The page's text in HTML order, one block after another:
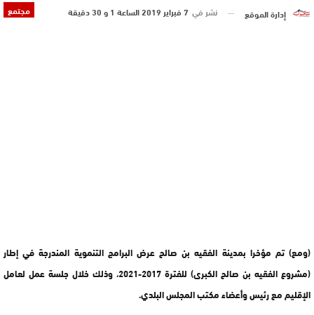
مجتمع إدارة الموقع نشر في 7 فبراير 2019 الساعة 1 و 30 دقيقة
(ومع) تم مؤخرا بمدينة الفقيه بن صالح عرض البرامج التنموية المندرجة في إطار
(مشروع الفقيه بن صالح الكبرى) للفترة 2017-2021، وذلك خلال جلسة عمل لعامل
الإقليم مع رئيس وأعضاء مكتب المجلس البلدي.